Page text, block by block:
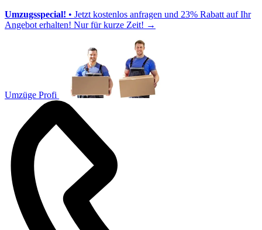
Umzugsspecial! • Jetzt kostenlos anfragen und 23% Rabatt auf Ihr
Angebot erhalten! Nur für kurze Zeit! →
Umzüge Profi